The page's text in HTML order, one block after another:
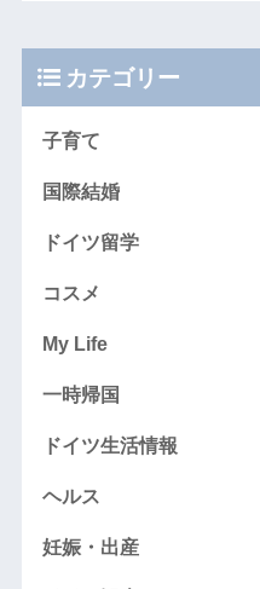
カテゴリー
子育て
国際結婚
ドイツ留学
コスメ
My Life
一時帰国
ドイツ生活情報
ヘルス
妊娠・出産